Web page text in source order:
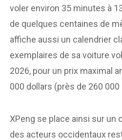
voler environ 35 minutes à
de quelques centaines de
affiche aussi un calendrier
exemplaires de sa voiture
2026, pour un prix maximal
000 dollars (près de 260 000
XPeng se place ainsi sur un
des acteurs occidentaux